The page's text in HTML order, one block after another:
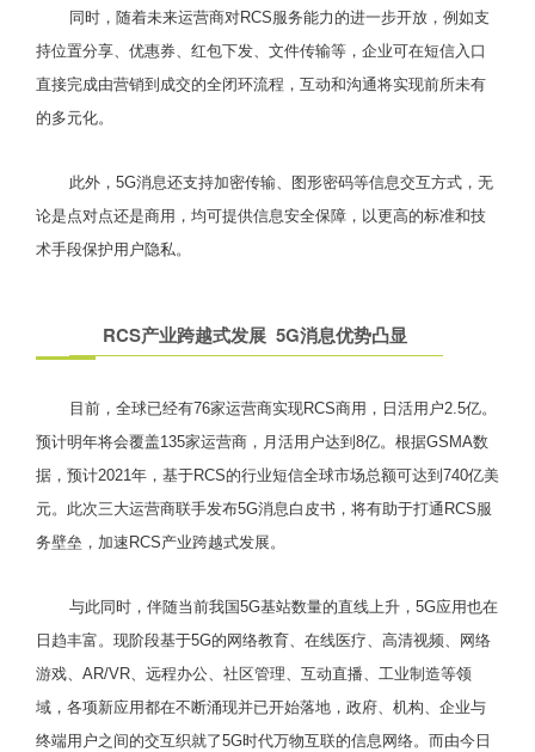
同时，随着未来运营商对RCS服务能力的进一步开放，例如支
持位置分享、优惠券、红包下发、文件传输等，企业可在短信入口
直接完成由营销到成交的全闭环流程，互动和沟通将实现前所未有
的多元化。
此外，5G消息还支持加密传输、图形密码等信息交互方式，无
论是点对点还是商用，均可提供信息安全保障，以更高的标准和技
术手段保护用户隐私。
RCS产业跨越式发展 5G消息优势凸显
目前，全球已经有76家运营商实现RCS商用，日活用户2.5亿。
预计明年将会覆盖135家运营商，月活用户达到8亿。根据GSMA数
据，预计2021年，基于RCS的行业短信全球市场总额可达到740亿美
元。此次三大运营商联手发布5G消息白皮书，将有助于打通RCS服
务壁垒，加速RCS产业跨越式发展。
与此同时，伴随当前我国5G基站数量的直线上升，5G应用也在
日趋丰富。现阶段基于5G的网络教育、在线医疗、高清视频、网络
游戏、AR/VR、远程办公、社区管理、互动直播、工业制造等领
域，各项新应用都在不断涌现并已开始落地，政府、机构、企业与
终端用户之间的交互织就了5G时代万物互联的信息网络。而由今日